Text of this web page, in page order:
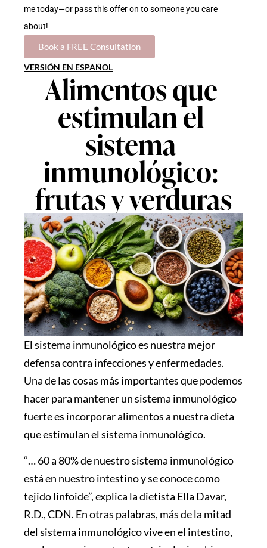
me today—or pass this offer on to someone you care
about!
Book a FREE Consultation
VERSIÓN EN ESPAÑOL
Alimentos que
estimulan el
sistema
inmunológico:
frutas y verduras
El sistema inmunológico es nuestra mejor
defensa contra infecciones y enfermedades.
Una de las cosas más importantes que podemos
hacer para mantener un sistema inmunológico
fuerte es incorporar alimentos a nuestra dieta
que estimulan el sistema inmunológico.
“… 60 a 80% de nuestro sistema inmunológico
está en nuestro intestino y se conoce como
tejido linfoide”, explica la dietista Ella Davar,
R.D., CDN. En otras palabras, más de la mitad
del sistema inmunológico vive en el intestino,